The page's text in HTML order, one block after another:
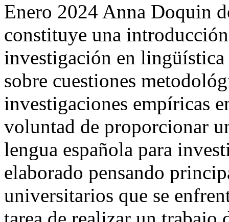
Enero 2024 Anna Doquin
constituye una
investigación en
sobre cuestiones
investigaciones empíricas
voluntad de proporcionar
lengua española para
elaborado pensando
universitarios que se